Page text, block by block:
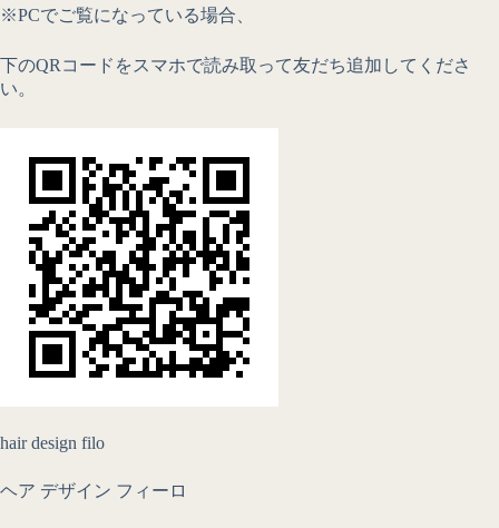
※PCでご覧になっている場合、
下のQR コードをスマホで読み取って友だち追加してくださ
い。
hair design filo
ヘア デザイン フィーロ